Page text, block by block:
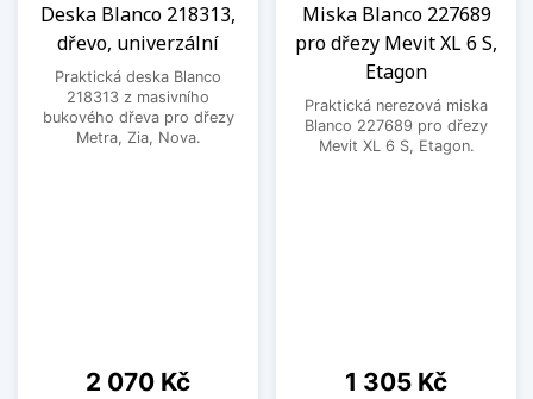
Deska Blanco 218313,
dřevo, univerzální
Praktická deska Blanco
218313 z masivního
bukového dřeva pro dřezy
Metra, Zia, Nova.
Cena
2 070 Kč
Miska Blanco 227689
pro dřezy Mevit XL 6 S,
Etagon
Praktická nerezová miska
Blanco 227689 pro dřezy
Mevit XL 6 S, Etagon.
Cena
1 305 Kč